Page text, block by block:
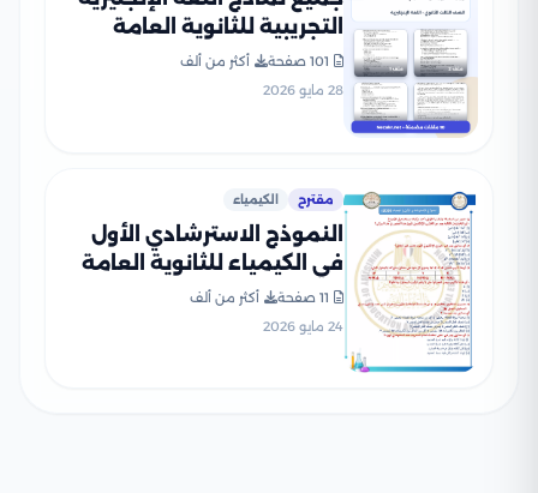
التجريبية للثانوية العامة
2026 من وزارة التربية
والتعليم PDF
101 صفحة
أكثر من ألف
28 مايو 2026
مقترح الكيمياء
النموذج الاسترشادي الأول
في الكيمياء للثانوية العامة
2026 بصيغة PDF
11 صفحة
أكثر من ألف
24 مايو 2026